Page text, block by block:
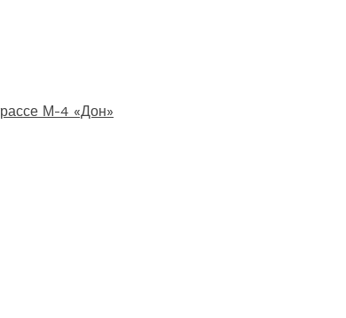
М-4 «Дон»